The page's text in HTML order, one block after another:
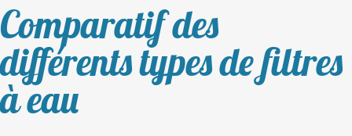
Comparatif des
différents types de filtres
à eau